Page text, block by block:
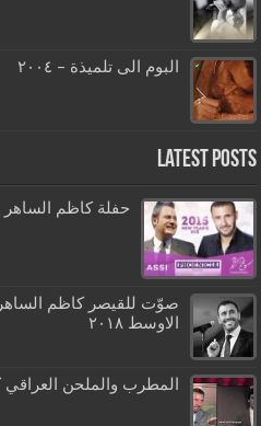
البوم الى تلميذة – ٢٠٠٤
Latest Posts
حفلة كاظم الساهر
صوّت للقيصر كاظم
الاوسط ٢٠١٨
المطرب والملحن العراقي